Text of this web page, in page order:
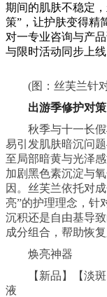
期间的肌肤不稳定
策”，让护肤变得精
对一专业咨询与产
与限时活动同步上
(图：丝芙兰针
出游季修护对策
秋季与十一长
易引发肌肤暗沉问
至局部暗黄与光泽
加剧黑色素沉淀与
因。丝芙兰依托对
亮”的护理理念，
沉积还是自由基导
成分组合，帮助恢
焕亮神器
【新品】【淡
液